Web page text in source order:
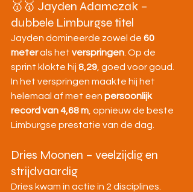
🥇🥇 Jayden Adamczak –
dubbele Limburgse titel
Jayden domineerde zowel de 60
meter als het verspringen . Op de
sprint klokte hij 8,29 , goed voor goud.
In het verspringen maakte hij het
helemaal af met een persoonlijk
record van 4,68 m , opnieuw de beste
Limburgse prestatie van de dag.
Dries Moonen – veelzijdig en
strijdvaardig
Dries kwam in actie in 2 disciplines.